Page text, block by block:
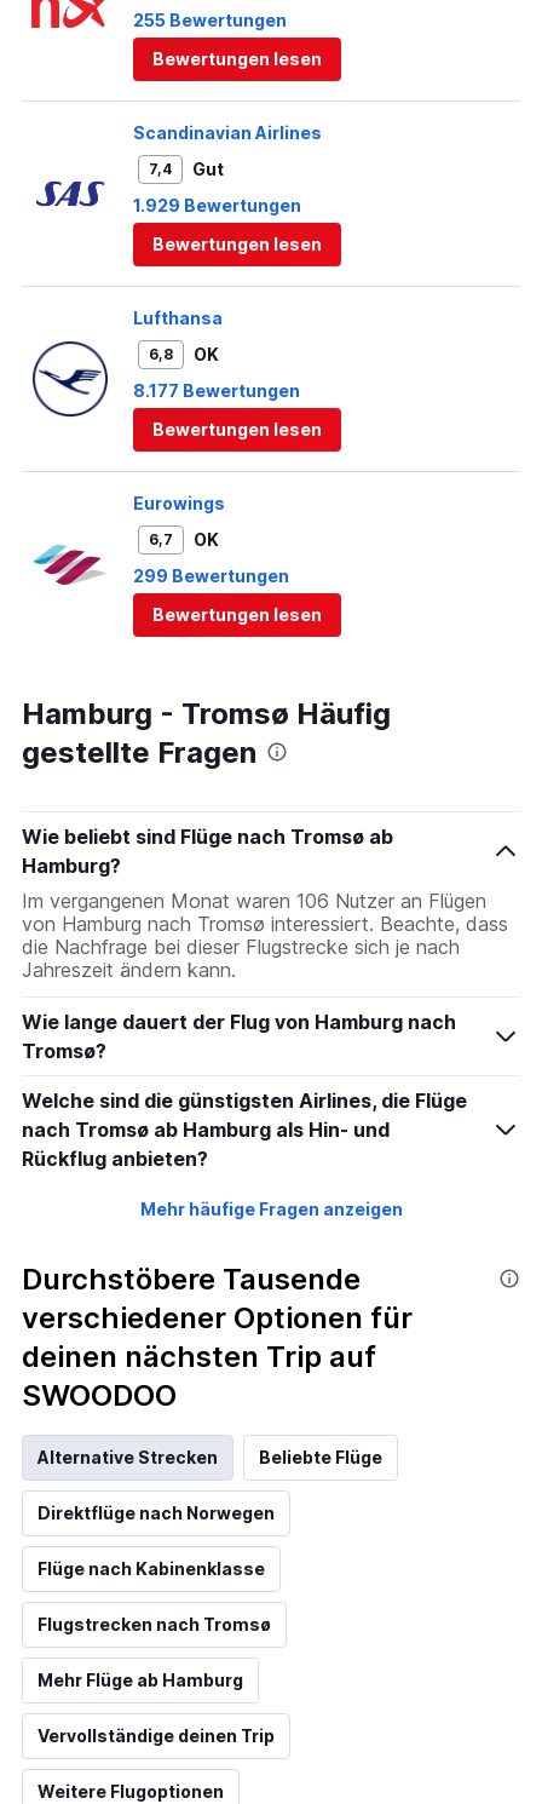
255 Bewertungen
Bewertungen lesen
Scandinavian Airlines
7,4
Gut
1.929 Bewertungen
Bewertungen lesen
Lufthansa
6,8
OK
8.177 Bewertungen
Bewertungen lesen
Eurowings
6,7
OK
299 Bewertungen
Bewertungen lesen
Hamburg - Tromsø Häufig
gestellte Fragen
Wie beliebt sind Flüge nach Tromsø ab
Hamburg?
Im vergangenen Monat waren 106 Nutzer an Flügen
von Hamburg nach Tromsø interessiert. Beachte, dass
die Nachfrage bei dieser Flugstrecke sich je nach
Jahreszeit ändern kann.
Wie lange dauert der Flug von Hamburg nach
Tromsø?
Welche sind die günstigsten Airlines, die Flüge
nach Tromsø ab Hamburg als Hin- und
Rückflug anbieten?
Mehr häufige Fragen anzeigen
Durchstöbere Tausende
verschiedener Optionen für
deinen nächsten Trip auf
SWOODOO
Alternative Strecken Beliebte Flüge
Direktflüge nach Norwegen
Flüge nach Kabinenklasse
Flugstrecken nach Tromsø
Mehr Flüge ab Hamburg
Vervollständige deinen Trip
Weitere Flugoptionen